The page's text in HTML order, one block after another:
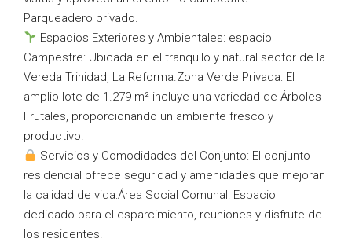
Parqueadero privado.
Espacios Exteriores y Ambientales: espacio
Campestre: Ubicada en el tranquilo y natural sector de la
Vereda Trinidad, La Reforma.Zona Verde Privada: El
amplio lote de 1.279 m² incluye una variedad de Árboles
Frutales, proporcionando un ambiente fresco y
productivo.
Servicios y Comodidades del Conjunto: El conjunto
residencial ofrece seguridad y amenidades que mejoran
la calidad de vida:Área Social Comunal: Espacio
dedicado para el esparcimiento, reuniones y disfrute de
los residentes.